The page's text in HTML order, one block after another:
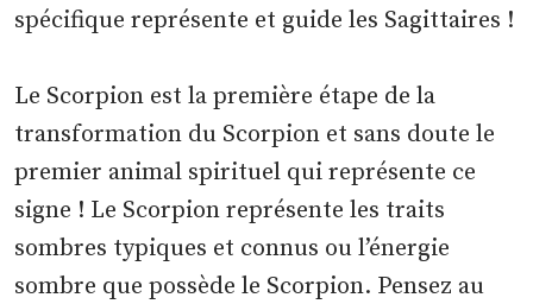
spécifique représente et guide les Sagittaires !
Le Scorpion est la première étape de la
transformation du Scorpion et sans doute le
premier animal spirituel qui représente ce
signe ! Le Scorpion représente les traits
sombres typiques et connus ou l’énergie
sombre que possède le Scorpion. Pensez au